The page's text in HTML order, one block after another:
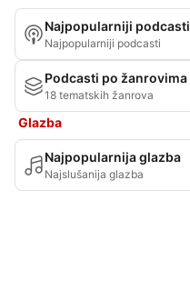
Najpopularniji podcasti
Najpopularniji podcasti
Podcasti po žanrovima
18 tematskih žanrova
Glazba
Najpopularnija glazba
Najslušanija glazba